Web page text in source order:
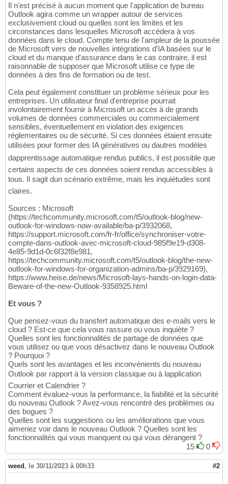
Il n'est précisé à aucun moment que l'application de bureau
Outlook agira comme un wrapper autour de services
exclusivement cloud ou quelles sont les limites et les
circonstances dans lesquelles Microsoft accédera à vos
données dans le cloud. Compte tenu de l'ampleur de la poussée
de Microsoft vers de nouvelles intégrations d'IA basées sur le
cloud et du manque d'assurance dans le cas contraire, il est
raisonnable de supposer que Microsoft utilise ce type de
données à des fins de formation ou de test.
Cela peut également constituer un problème sérieux pour les
entreprises. Un utilisateur final d'entreprise pourrait
involontairement fournir à Microsoft un accès à de grands
volumes de données commerciales ou commercialement
sensibles, éventuellement en violation des exigences
réglementaires ou de sécurité. Si ces données étaient ensuite
utilisées pour former des IA génératives ou dautres modèles
dapprentissage automatique rendus publics, il est possible que
certains aspects de ces données soient rendus accessibles à
tous. Il sagit dun scénario extrême, mais les inquiétudes sont
claires.
Sources : Microsoft
(https://techcommunity.microsoft.com/t5/outlook-blog/new-
outlook-for-windows-now-available/ba-p/3932068,
https://support.microsoft.com/fr-fr/office/synchroniser-votre-
compte-dans-outlook-avec-microsoft-cloud-985f9e19-d308-
4e85-9d1d-0c6f32f8e981,
https://techcommunity.microsoft.com/t5/outlook-blog/the-new-
outlook-for-windows-for-organization-admins/ba-p/3929169),
https://www.heise.de/news/Microsoft-lays-hands-on-login-data-
Beware-of-the-new-Outlook-9358925.html
Et vous ?
Que pensez-vous du transfert automatique des e-mails vers le
cloud ? Est-ce que cela vous rassure ou vous inquiète ?
Quelles sont les fonctionnalités de partage de données que
vous utilisez ou que vous désactivez dans le nouveau Outlook
? Pourquoi ?
Quels sont les avantages et les inconvénients du nouveau
Outlook par rapport à la version classique ou à lapplication
Courrier et Calendrier ?
Comment évaluez-vous la performance, la fiabilité et la sécurité
du nouveau Outlook ? Avez-vous rencontré des problèmes ou
des bogues ?
Quelles sont les suggestions ou les améliorations que vous
aimeriez voir dans le nouveau Outlook ? Quelles sont les
fonctionnalités qui vous manquent ou qui vous dérangent ?
15
0
weed , le 30/11/2023 à 00h33 #2